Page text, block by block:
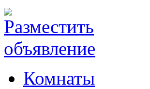
Комнаты